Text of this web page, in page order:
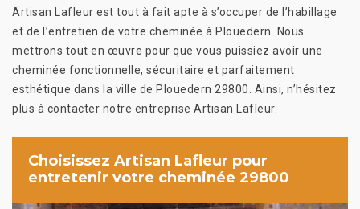
Artisan Lafleur est tout à fait apte à s’occuper de l’habillage
et de l’entretien de votre cheminée à Plouedern. Nous
mettrons tout en œuvre pour que vous puissiez avoir une
cheminée fonctionnelle, sécuritaire et parfaitement
esthétique dans la ville de Plouedern 29800. Ainsi, n’hésitez
plus à contacter notre entreprise Artisan Lafleur.
Choisissez Artisan Lafleur pour
entretenir votre cheminée 29800